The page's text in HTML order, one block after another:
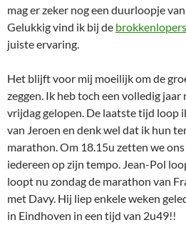
mag er zeker nog een duurloopje
Gelukkig vind ik bij de brokkenlopers
juiste ervaring.
Het blijft voor mij moeilijk om de
zeggen. Ik heb toch een volledig jaar
vrijdag gelopen. De laatste tijd loop
van Jeroen en denk wel dat ik hun
marathon. Om 18.15u zetten we
iedereen op zijn tempo. Jean-Pol
loopt nu zondag de marathon van
met Davy. Hij liep enkele weken
in Eindhoven in een tijd van 2u49!!